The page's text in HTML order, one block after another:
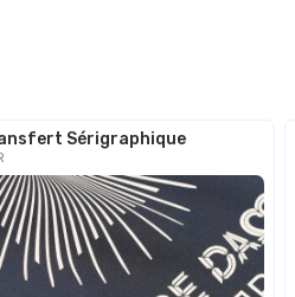
Sérigraphique